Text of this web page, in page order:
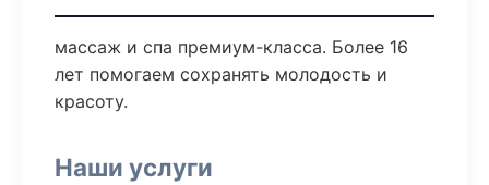
массаж и спа премиум-класса. Более 16
лет помогаем сохранять молодость и
красоту.
Наши услуги